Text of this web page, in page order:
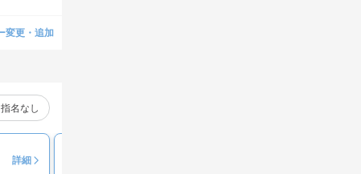
変更・追加
指名なし
詳細